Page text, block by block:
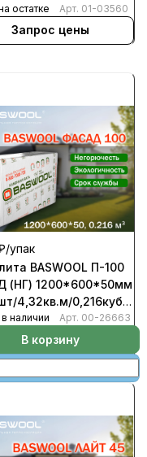
4,32кв.м/0,216куб.м)
остатке Арт. 01-03560
Запрос цены
упак
BASWOOL П-100
(НГ) 1200*600*50мм
4,32кв.м/0,216куб.м)
в наличии Арт. 00-26663
В корзину